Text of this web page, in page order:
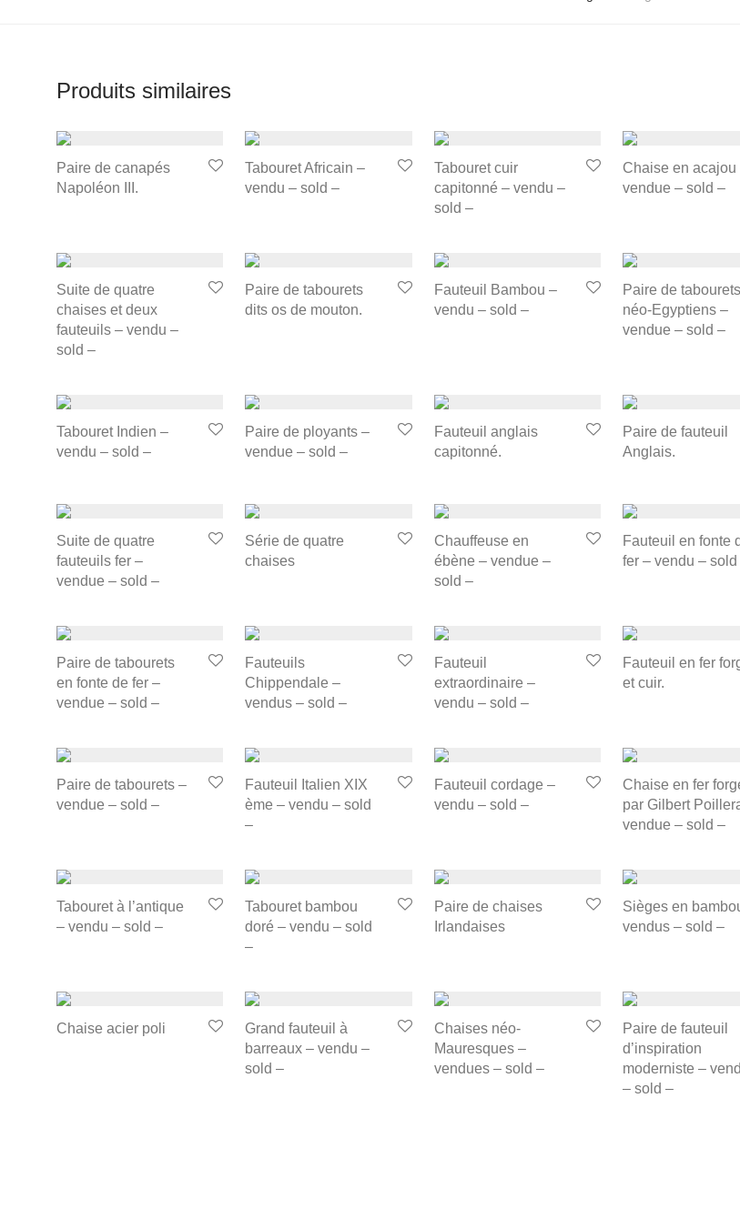
Produits similaires
Paire de canapés
Napoléon III.
Tabouret Africain –
vendu – sold –
Tabouret cuir
capitonné – vendu –
sold –
Chaise en acajou
vendue – sold –
Suite de quatre
chaises et deux
fauteuils – vendu –
sold –
Paire de tabourets
dits os de mouton.
Fauteuil Bambou –
vendu – sold –
Paire de tabourets
néo-Egyptiens –
vendue – sold –
Tabouret Indien –
vendu – sold –
Paire de ployants –
vendue – sold –
Fauteuil anglais
capitonné.
Paire de fauteuil
Anglais.
Suite de quatre
fauteuils fer –
vendue – sold –
Série de quatre
chaises
Chauffeuse en
ébène – vendue –
sold –
Fauteuil en fonte
fer – vendu – sold
Paire de tabourets
en fonte de fer –
vendue – sold –
Fauteuils
Chippendale –
vendus – sold –
Fauteuil
extraordinaire –
vendu – sold –
Fauteuil en fer
et cuir.
Paire de tabourets –
vendue – sold –
Fauteuil Italien XIX
ème – vendu – sold
–
Fauteuil cordage –
vendu – sold –
Chaise en fer
par Gilbert
vendue – sold –
Tabouret à l’antique
– vendu – sold –
Tabouret bambou
doré – vendu – sold
–
Paire de chaises
Irlandaises
Sièges en
vendus – sold –
Chaise acier poli
Grand fauteuil à
barreaux – vendu –
sold –
Chaises néo-
Mauresques –
vendues – sold –
Paire de fauteuil
d’inspiration
moderniste –
– sold –